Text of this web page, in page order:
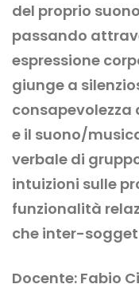
del proprio
passando
espressione
giunge a
e il suono/
verbale di
intuizioni sulle
funzionalità
che inter-
Docente: Fabio